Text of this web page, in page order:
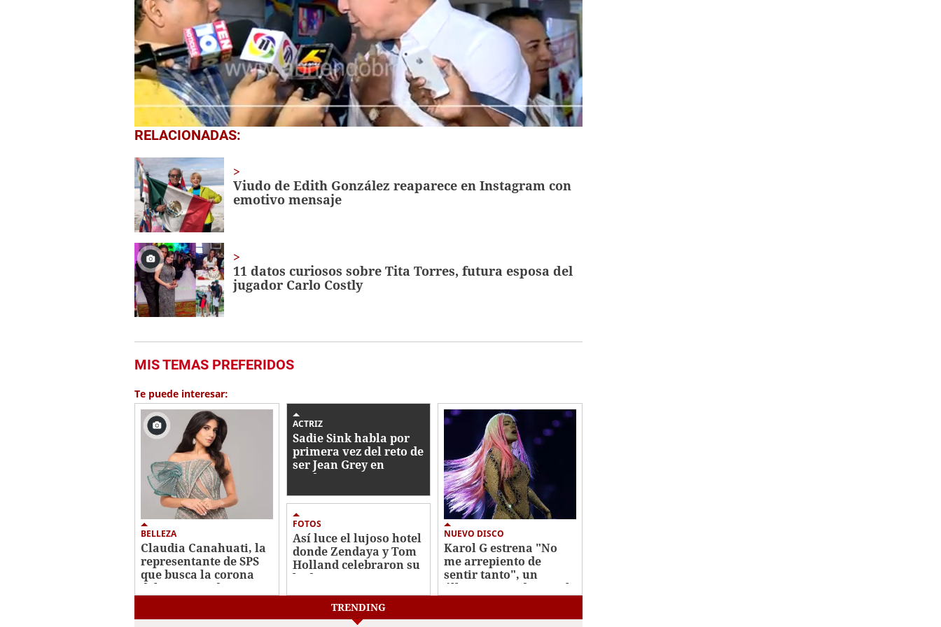
0
of
secondsVolume
0%
RELACIONADAS:
Viudo de Edith González reaparece en Instagram con
emotivo mensaje
11 datos curiosos sobre Tita Torres, futura esposa del
jugador Carlo Costly
MIS TEMAS PREFERIDOS
Te puede interesar:
BELLEZA
Claudia Canahuati, la
representante de SPS
que busca la corona
del Miss Honduras
ACTRIZ
Sadie Sink habla por
primera vez del reto de
ser Jean Grey en
Spider-Man
FOTOS
Así luce el lujoso hotel
donde Zendaya y Tom
Holland celebraron su
boda
NUEVO DISCO
Karol G estrena "No
me arrepiento de
sentir tanto", un
álbum marcado por el
TRENDING